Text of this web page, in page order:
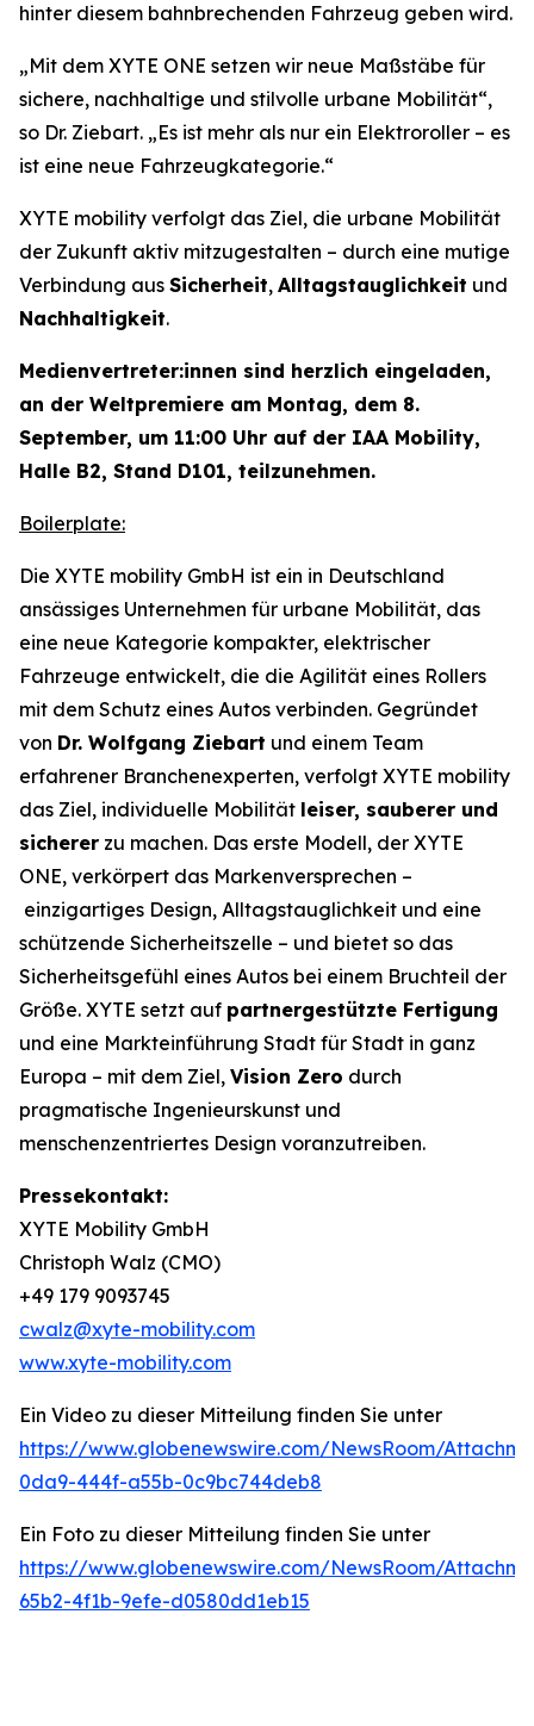
hinter diesem bahnbrechenden Fahrzeug geben wird.
„Mit dem XYTE ONE setzen wir neue Maßstäbe für
sichere, nachhaltige und stilvolle urbane Mobilität“,
so Dr. Ziebart. „Es ist mehr als nur ein Elektroroller – es
ist eine neue Fahrzeugkategorie.“
XYTE mobility verfolgt das Ziel, die urbane Mobilität
der Zukunft aktiv mitzugestalten – durch eine mutige
Verbindung aus Sicherheit, Alltagstauglichkeit und
Nachhaltigkeit.
Medienvertreter:innen sind herzlich eingeladen,
an der Weltpremiere am Montag, dem 8.
September, um 11:00 Uhr auf der IAA Mobility,
Halle B2, Stand D101, teilzunehmen.
Boilerplate:
Die XYTE mobility GmbH ist ein in Deutschland
ansässiges Unternehmen für urbane Mobilität, das
eine neue Kategorie kompakter, elektrischer
Fahrzeuge entwickelt, die die Agilität eines Rollers
mit dem Schutz eines Autos verbinden. Gegründet
von Dr. Wolfgang Ziebart und einem Team
erfahrener Branchenexperten, verfolgt XYTE mobility
das Ziel, individuelle Mobilität leiser, sauberer und
sicherer zu machen. Das erste Modell, der XYTE
ONE, verkörpert das Markenversprechen –
einzigartiges Design, Alltagstauglichkeit und eine
schützende Sicherheitszelle – und bietet so das
Sicherheitsgefühl eines Autos bei einem Bruchteil der
Größe. XYTE setzt auf partnergestützte Fertigung
und eine Markteinführung Stadt für Stadt in ganz
Europa – mit dem Ziel, Vision Zero durch
pragmatische Ingenieurskunst und
menschenzentriertes Design voranzutreiben.
Pressekontakt:
XYTE Mobility GmbH
Christoph Walz (CMO)
+49 179 9093745
cwalz@xyte-mobility.com
www.xyte-mobility.com
Ein Video zu dieser Mitteilung finden Sie unter
https://www.globenewswire.com/NewsRoom/
0da9-444f-a55b-0c9bc744deb8
Ein Foto zu dieser Mitteilung finden Sie unter
https://www.globenewswire.com/NewsRoom/
65b2-4f1b-9efe-d0580dd1eb15